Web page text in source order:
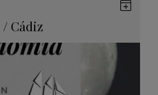
/ Cádiz